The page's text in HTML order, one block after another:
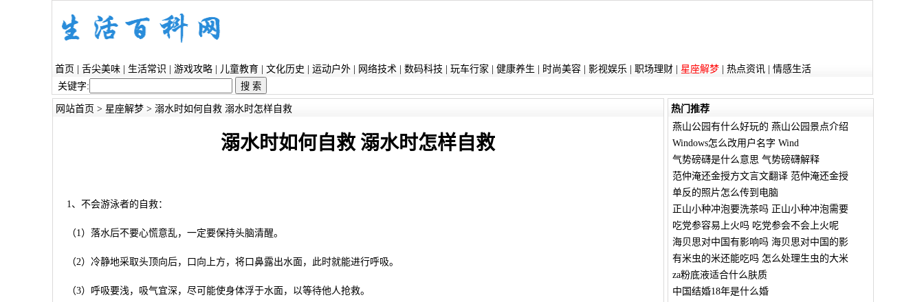
首页 舌尖美味| 生活常识 游戏攻略| 儿童教育| 文化历史 运动户外| 网络技术| 数码科技 玩车行家 健康养生 时尚美容| 影视娱乐 职场理财| 星座解梦| 热点资讯| 情感生活
关键字:
网站首页 > 星座解梦> 溺水时如何自救 溺水时怎样自救
溺水时如何自救 溺水时怎样自救
1、不会游泳者的自救：
（1）落水后不要心慌意乱，一定要保持头脑清醒。
（2）冷静地采取头顶向后，口向上方，将口鼻露出水面，此时就能进行呼吸。
（3）呼吸要浅，吸气宜深，尽可能使身体浮于水面，以等待他人抢救。
热门推荐
燕山公园有什么好玩的 燕山公园景点介绍
Windows怎么改用户名字 Wind
气势磅礴是什么意思 气势磅礴解释
范仲淹还金授方文言文翻译 范仲淹还金授
单反的照片怎么传到电脑
正山小种冲泡要洗茶吗 正山小种冲泡需要
吃党参容易上火吗 吃党参会不会上火呢
海贝思对中国有影响吗 海贝思对中国的影
有米虫的米还能吃吗 怎么处理生虫的大米
za粉底液适合什么肤质
中国结婚18年是什么婚